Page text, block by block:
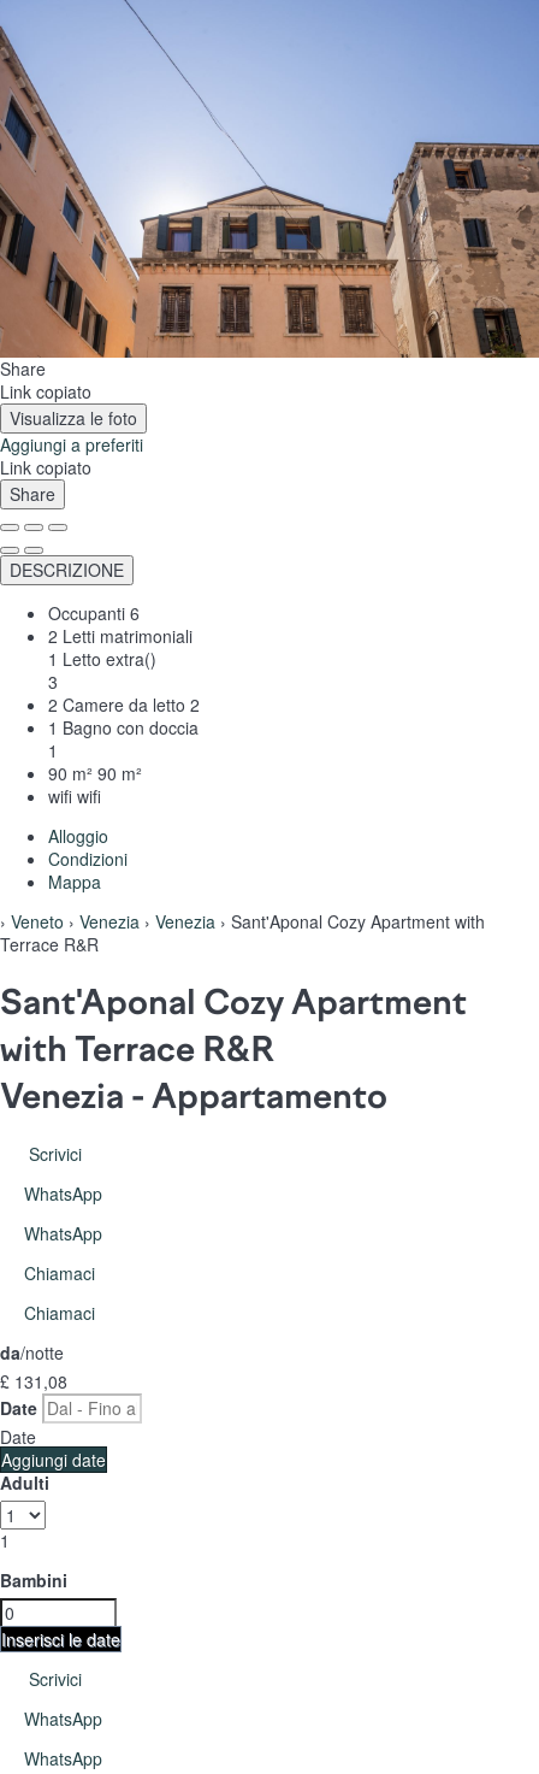
Share
Link copiato
Visualizza le foto
Aggiungi a preferiti
Link copiato
Share
DESCRIZIONE
Occupanti 6
2 Letti matrimoniali
1 Letto extra()
3
2 Camere da letto 2
1 Bagno con doccia
1
90 m² 90 m²
wifi wifi
Alloggio
Condizioni
Mappa
› Veneto › Venezia › Venezia › Sant'Aponal Cozy Apartment with
Terrace R&R
Sant'Aponal Cozy Apartment
with Terrace R&R
Venezia - Appartamento
Scrivici
WhatsApp
WhatsApp
Chiamaci
Chiamaci
da/notte
£ 131,08
Date
Date
Aggiungi date
Adulti
1
Bambini
Inserisci le date
Scrivici
WhatsApp
WhatsApp